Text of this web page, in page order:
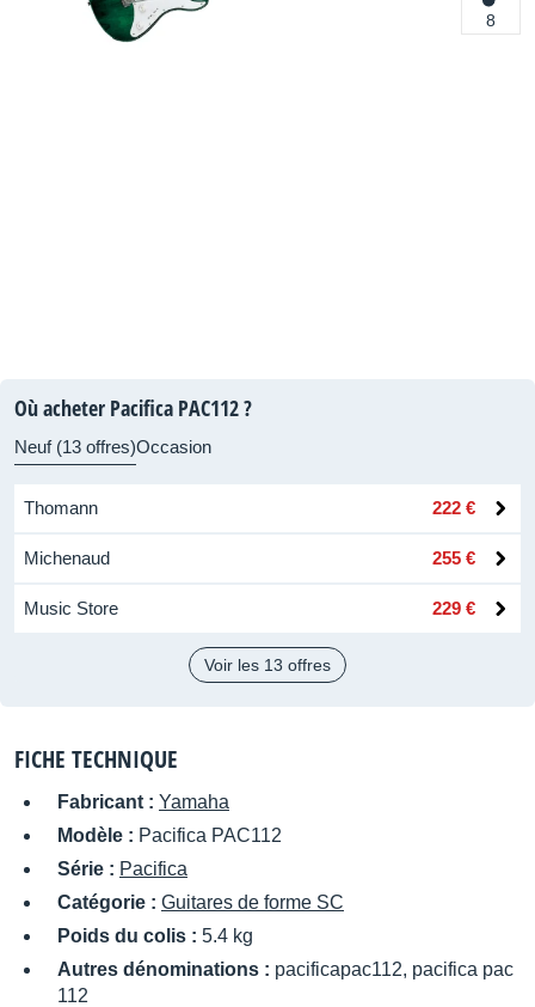
8
Où acheter Pacifica PAC112 ?
Neuf (13 offres)Occasion
Thomann 222 €
Michenaud 255 €
Music Store 229 €
Voir les 13 offres
FICHE TECHNIQUE
Fabricant : Yamaha
Modèle : Pacifica PAC112
Série : Pacifica
Catégorie : Guitares de forme SC
Poids du colis : 5.4 kg
Autres dénominations : pacificapac112, pacifica pac
112